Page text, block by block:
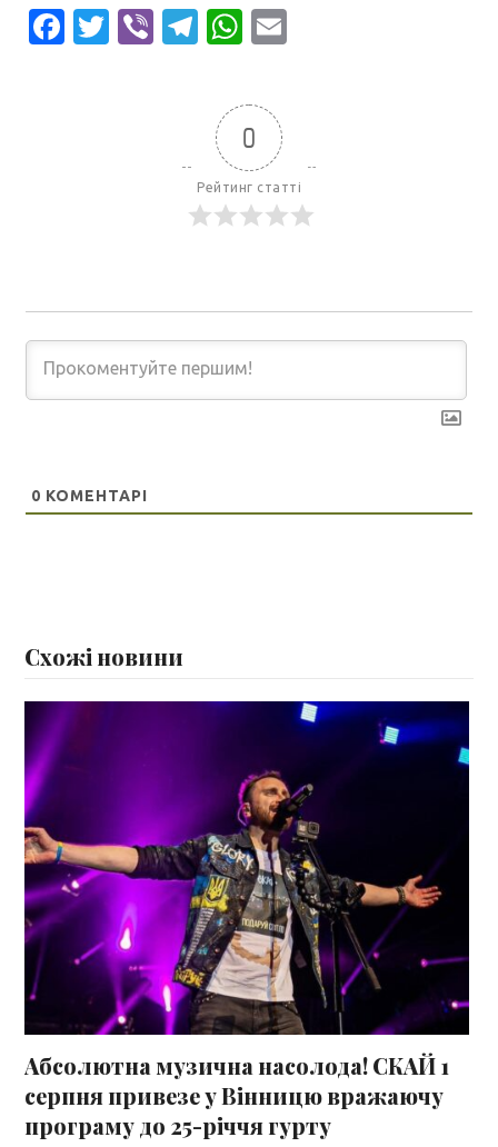
Facebook
Twitter
ViberTelegram
WhatsApp
0
Рейтинг статті
0 КОМЕНТАРІ
Схожі новини
Абсолютна музична насолода! СКАЙ 1
серпня привезе у Вінницю вражаючу
програму до 25-річчя гурту